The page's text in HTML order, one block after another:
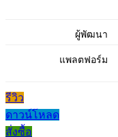
ผู้พัฒนา
แพลตฟอร์ม
รีวิว
ดาวน์โหลด
สั่งซื้อ